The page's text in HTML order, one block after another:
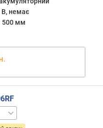
В, немає
500 мм